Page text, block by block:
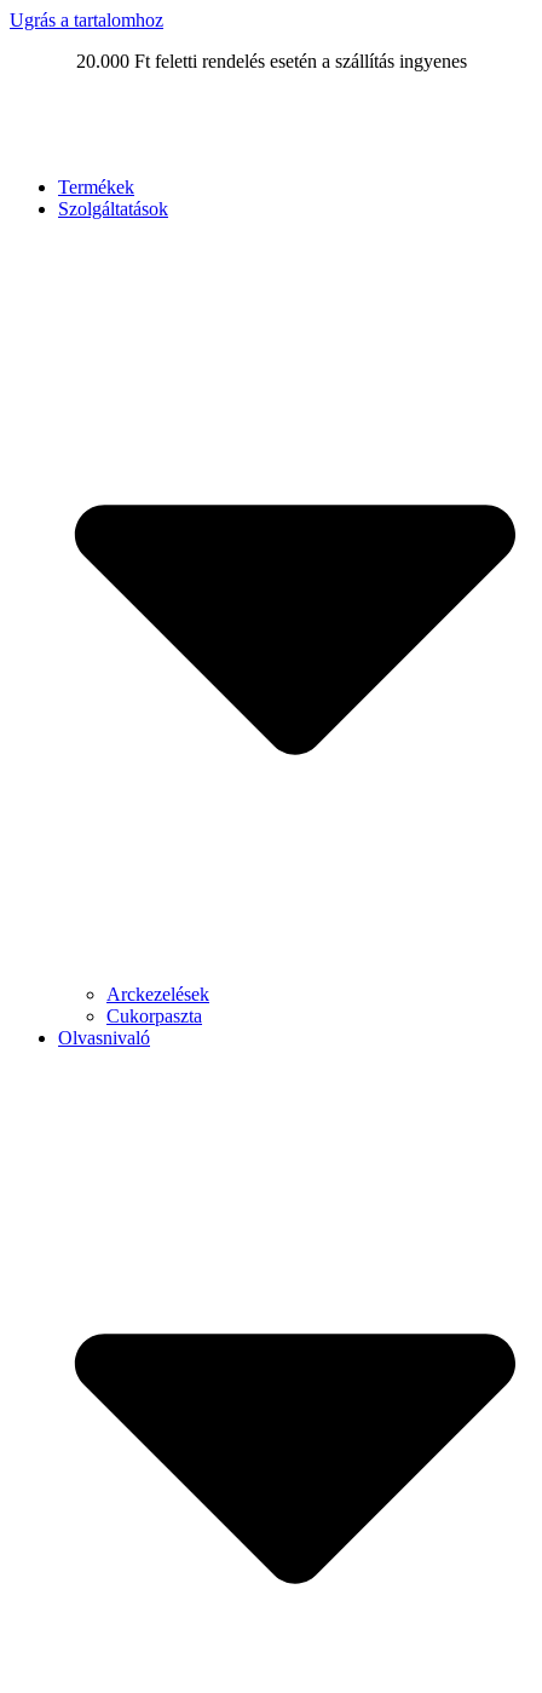
Ugrás a tartalomhoz
20.000 Ft feletti rendelés esetén a szállítás ingyenes
Termékek
Szolgáltatások
Arckezelések
Cukorpaszta
Olvasnivaló